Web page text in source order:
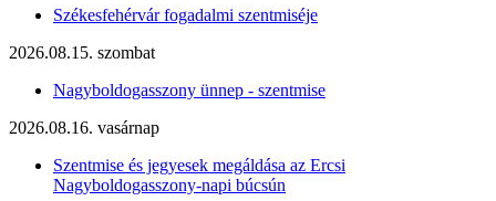
Székesfehérvár fogadalmi szentmiséje
2026.08.15. szombat
Nagyboldogasszony ünnep - szentmise
2026.08.16. vasárnap
Szentmise és jegyesek megáldása az Ercsi
Nagyboldogasszony-napi búcsún